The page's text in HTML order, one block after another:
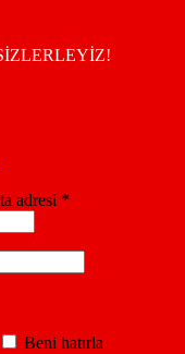
adresi *
Beni hatırla